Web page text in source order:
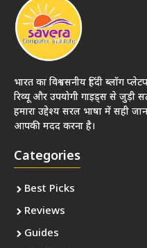
भारत का विश्वसनीय हिंदी ब्लॉग
रिव्यू और उपयोगी गाइड्स से जुड़ी
हमारा उद्देश्य सरल भाषा में सही
आपकी मदद करना है।
Categories
Best Picks
Reviews
Guides